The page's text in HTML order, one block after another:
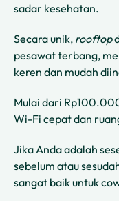
sadar kesehatan.
Secara unik, rooftop
pesawat terbang,
keren dan mudah
Mulai dari
Wi-Fi cepat dan
Jika Anda adalah
sebelum atau
sangat baik untuk